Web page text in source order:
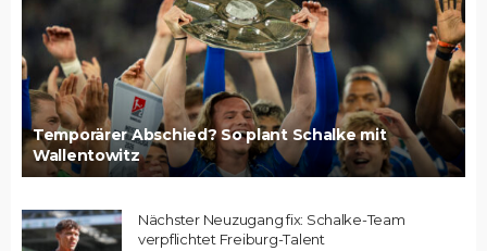
Temporärer Abschied? So plant Schalke mit
Wallentowitz
Nächster Neuzugang fix: Schalke-Team
verpflichtet Freiburg-Talent